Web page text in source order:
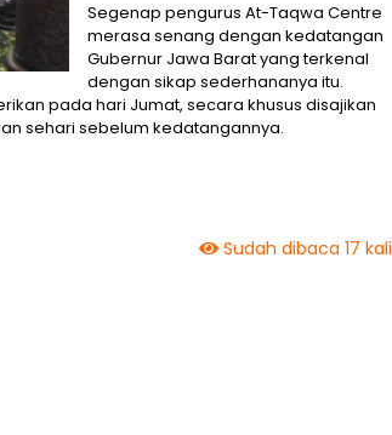
Segenap pengurus At-Taqwa Centre
merasa senang dengan kedatangan
Gubernur Jawa Barat yang terkenal
dengan sikap sederhananya itu.
pada hari Jumat, secara khusus disajikan
sehari sebelum kedatangannya.
Sudah dibaca 17 kali